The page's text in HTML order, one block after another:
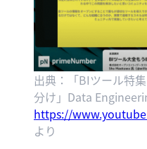
出典：「BIツール特
分け」Data
https://
より